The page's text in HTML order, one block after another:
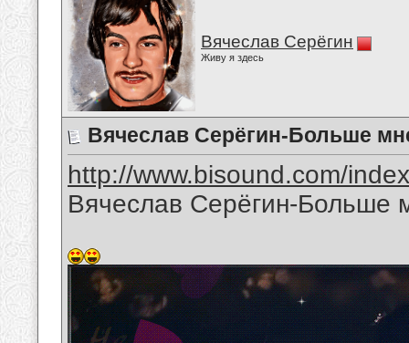
Вячеслав Серёгин
Живу я здесь
Вячеслав Серёгин-Больше
http://www.bisound.com/
Вячеслав Серёгин-Больше